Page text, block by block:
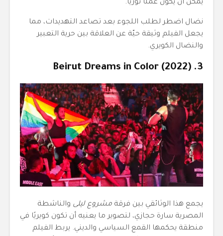
يمكن أن يكون عملًا ثوريًا.
نضال اضطر لطلب اللجوء بعد تصاعد التهديدات، مما
يجعل الفيلم وثيقة حيّة عن العلاقة بين حرية التعبير
والنضال الكويري.
3. Beirut Dreams in Color (2022)
يجمع هذا الوثائقي بين فرقة مشروع ليلى والناشطة
المصرية سارة حجازي، لتصوير ما يعنيه أن تكون كويريًا في
منطقة يحكمها القمع السياسي والديني. يربط الفيلم